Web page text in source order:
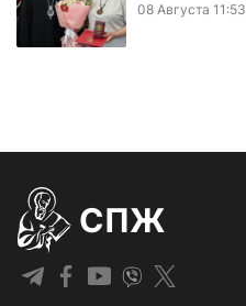
08 Августа 11:53
СПЖ